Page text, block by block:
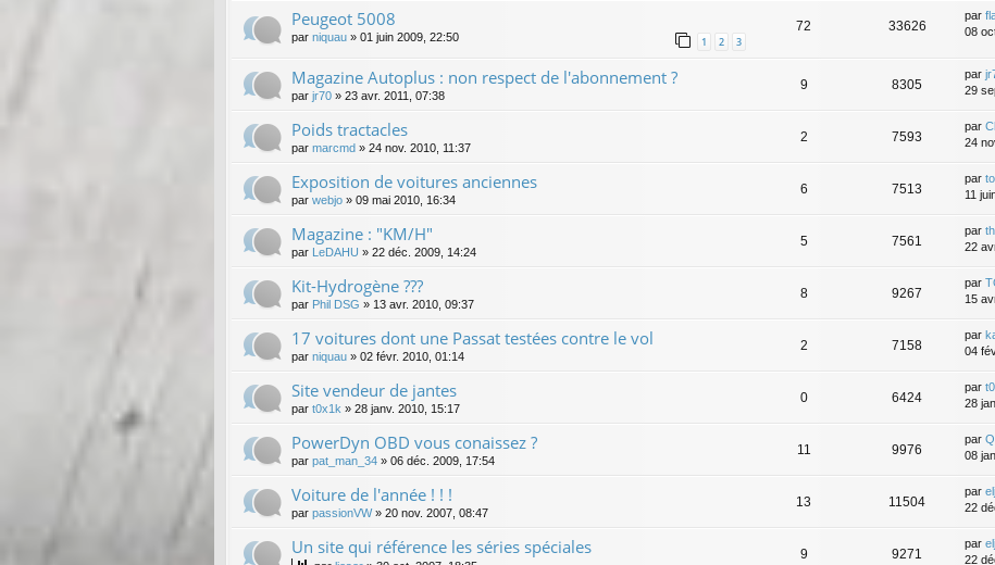
Peugeot 5008
par niquau » 01 juin 2009, 22:50 1 2 3
72 33626
par
08
Magazine Autoplus : non respect de l'abonnement ?
par jr70 » 23 avr. 2011, 07:38
9 8305
par
29
Poids tractacles
par marcmd » 24 nov. 2010, 11:37
2 7593
par
24
Exposition de voitures anciennes
par webjo » 09 mai 2010, 16:34
6 7513
par
11
Magazine : "KM/H"
par LeDAHU » 22 déc. 2009, 14:24
5 7561
par
22
Kit-Hydrogène ???
par Phil DSG » 13 avr. 2010, 09:37
8 9267
par
15
17 voitures dont une Passat testées contre le vol
par niquau » 02 févr. 2010, 01:14
2 7158
par
04
Site vendeur de jantes
par t0x1k » 28 janv. 2010, 15:17
0 6424
par
28
PowerDyn OBD vous conaissez ?
par pat_man_34 » 06 déc. 2009, 17:54
11 9976
par
08
Voiture de l'année ! ! !
par passionVW» 20 nov. 2007, 08:47
13 11504
par
22
Un site qui référence les séries spéciales 9 9271
par
22